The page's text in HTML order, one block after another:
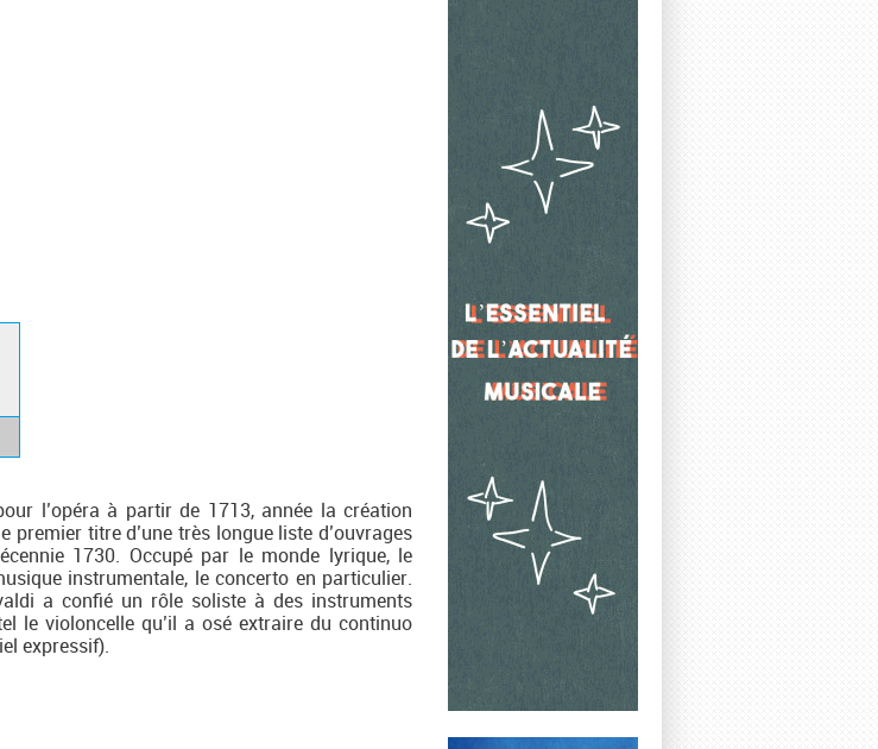
l’opéra à partir de 1713, année la création
premier titre d’une très longue liste d’ouvrages
1730. Occupé par le monde lyrique, le
instrumentale, le concerto en particulier.
a confié un rôle soliste à des instruments
le violoncelle qu’il a osé extraire du continuo
expressif).